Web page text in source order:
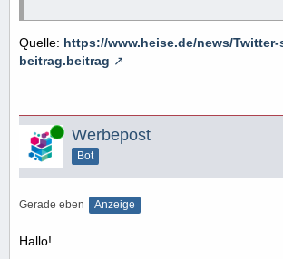
Quelle: https://www.heise.de/news/
beitrag.beitrag
Online Werbepost
Bot
Gerade eben Anzeige
Hallo!